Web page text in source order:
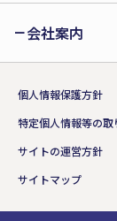
会社案内
個人情報保護方針
特定個人情報等の
サイトの運営方針
サイトマップ